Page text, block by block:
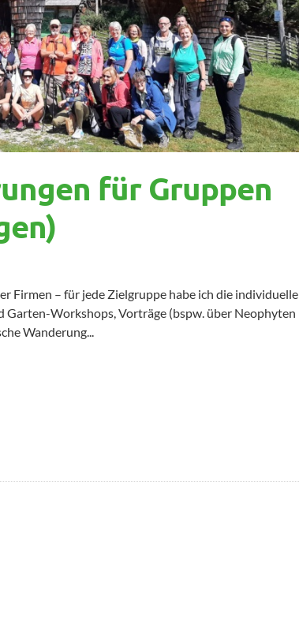
für Gruppen
Firmen – für jede Zielgruppe habe ich die individuelle
Workshops, Vorträge (bspw. über Neophyten
Wanderung...